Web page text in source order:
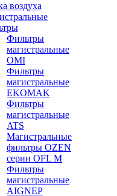
воздуха
Фильтры
магистральные
OMI
Фильтры
магистральные
EKOMAK
Фильтры
магистральные
ATS
Магистральные
фильтры OZEN
серии OFL M
Фильтры
магистральные
AIGNEP